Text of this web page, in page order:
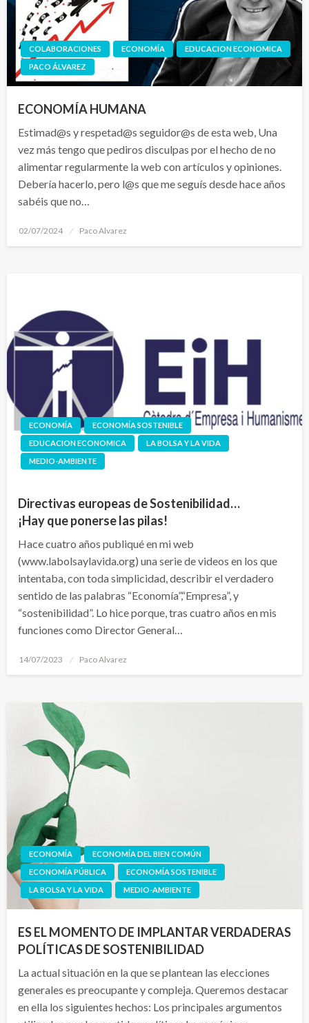
COLABORACIONES ECONOMÍA
EDUCACION ECONOMICA
PACO ÁLVAREZ
ECONOMÍA HUMANA
Estimad@s y respetad@s seguidor@s de esta web, Una
vez más tengo que pediros disculpas por el hecho de no
alimentar regularmente la web con artículos y opiniones.
Debería hacerlo, pero l@s que me seguís desde hace años
sabéis que no…
Publicado
02/07/2024 Paco Alvarez
ECONOMÍA
ECONOMÍA SOSTENIBLE
EDUCACION ECONOMICA
LA BOLSA Y LA VIDA
MEDIO-AMBIENTE
Directivas europeas de Sostenibilidad…
¡Hay que ponerse las pilas!
Hace cuatro años publiqué en mi web
(www.labolsaylavida.org) una serie de videos en los que
intentaba, con toda simplicidad, describir el verdadero
sentido de las palabras “Economía”,“Empresa”, y
“sostenibilidad”. Lo hice porque, tras cuatro años en mis
funciones como Director General…
Publicado
14/07/2023 Paco Alvarez
ECONOMÍA
ECONOMÍA DEL BIEN COMÚN
ECONOMÍA PÚBLICA
ECONOMÍA SOSTENIBLE
LA BOLSA Y LA VIDA
MEDIO-AMBIENTE
ES EL MOMENTO DE IMPLANTAR VERDADERAS
POLÍTICAS DE SOSTENIBILIDAD
La actual situación en la que se plantean las elecciones
generales es preocupante y compleja. Queremos destacar
en ella los siguientes hechos: Los principales argumentos